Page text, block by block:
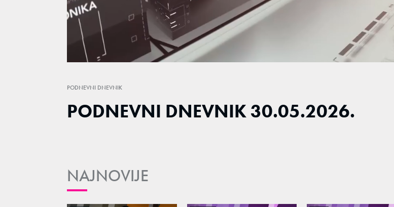
Unmute
Loaded
4.24%
PODNEVNI DNEVNIK
PODNEVNI DNEVNIK 30.05.2026.
NAJNOVIJE